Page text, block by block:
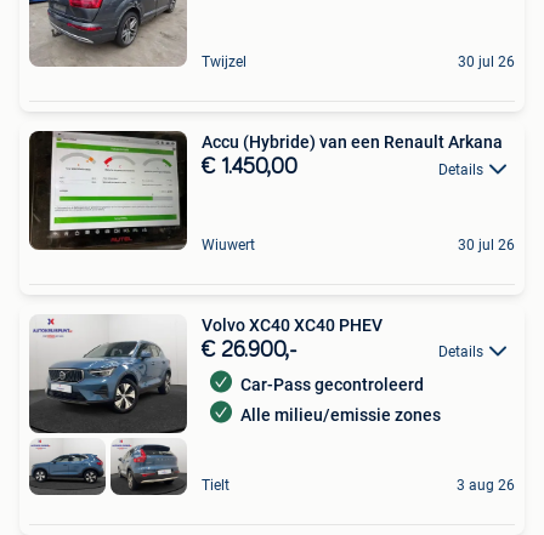
Twijzel 30 jul 26
Accu (Hybride) van een Renault Arkana
€ 1.450,00 Details
Wiuwert 30 jul 26
Volvo XC40 XC40 PHEV
€ 26.900,- Details
Car-Pass gecontroleerd
Alle milieu/emissie zones
Tielt 3 aug 26